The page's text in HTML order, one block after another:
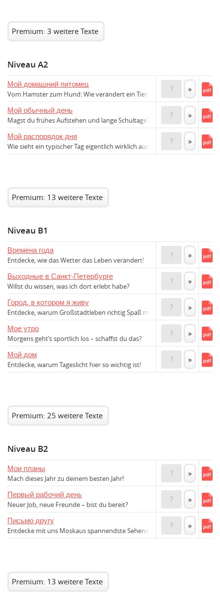
Premium: 3 weitere Texte
Niveau A2
Мой домашний питомец
Vom Hamster zum Hund: Wie verändert ein Tier dich?
? »
Мой обычный день
Magst du frühes Aufstehen und lange Schultage?
? »
Мой распорядок дня
Wie sieht ein typischer Tag eigentlich wirklich aus?
? »
Premium: 13 weitere Texte
Niveau B1
Времена года
Entdecke, wie das Wetter das Leben verändert!
? »
Выходные в Санкт-Петербурге
Willst du wissen, was ich dort erlebt habe?
? »
Город, в котором я живу
Entdecke, warum Großstadtleben richtig Spaß macht!
? »
Мое утро
Morgens geht’s sportlich los – schaffst du das?
? »
Мой дом
Entdecke, warum Tageslicht hier so wichtig ist!
? »
Premium: 25 weitere Texte
Niveau B2
Мои планы
Mach dieses Jahr zu deinem besten Jahr!
? »
Первый рабочий день
Neuer Job, neue Freunde – bist du bereit?
? »
Письмо другу
Entdecke mit uns Moskaus spannendste Sehenswürdigkeiten!
? »
Premium: 13 weitere Texte